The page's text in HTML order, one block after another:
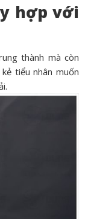
hợp với
thành mà còn
tiểu nhân muốn